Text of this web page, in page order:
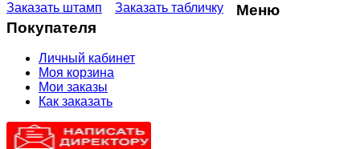
Заказать штамп Заказать табличку
Меню
Покупателя
Личный кабинет
Моя корзина
Мои заказы
Как заказать